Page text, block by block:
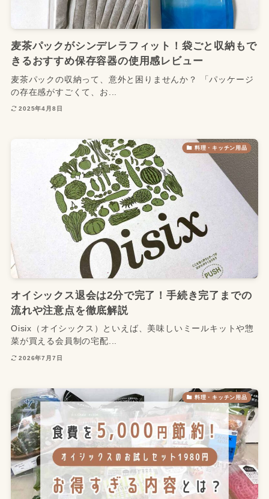
麦茶パックがシンデレラフィット！袋ごと収納もで
きるおすすめ保存容器の使用感レビュー
麦茶パックの収納って、意外と困りませんか？ 「パッケージ
の存在感がすごくて、お...
2025年4月8日
料理・キッチン用品
オイシックス退会は2分で完了！手続き完了までの
流れや注意点を徹底解説
Oisix（オイシックス）といえば、美味しいミールキットや惣
菜が買える会員制の宅配...
2026年7月7日
料理・キッチン用品